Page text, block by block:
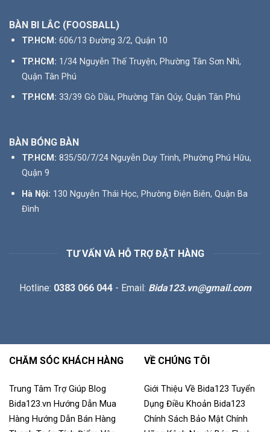
BÀN BI LẮC (FOOSBALL)
TP.HCM: 606/13 Đường 3/2, Quận 10
TP.HCM: 1/34 Nguyễn Thế Truyện, Phường Tân Sơn Nhì,
Quận Tân Phú
TP.HCM: 33/39 Gò Dầu, Phường Tân Qúy, Quận Tân Phú
BÀN BÓNG BÀN
TP.HCM: 835/50/7/24 Nguyễn Duy Trinh, Phường Phú Hữu,
Quận 9
Hà Nội: 130 Nguyễn Thái Học, Phường Điện Biên, Quận Ba
Đình
TƯ VẤN VÀ HỖ TRỢ ĐẶT HÀNG
Hotline: 0383 066 044- Email: Bida123.vn@gmail.com
CHĂM SÓC KHÁCH HÀNG
Trung Tâm Trợ Giúp Blog
Bida123.vn Hướng Dẫn Mua
Hàng Hướng Dẫn Bán Hàng
VỀ CHÚNG TÔI
Giới Thiệu Về Bida123 Tuyển
Dụng Điều Khoản Bida123
Chính Sách Bảo Mật Chính